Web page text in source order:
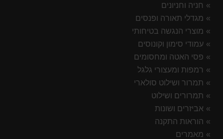
חניה וחניונים
מגדלי תאורה ופנסים
מוצרי הנגשה בטיחותי
עמודי סימון וקונוסים
פסי האטה ומחסומים
רמפות ומעצורי גלגל
תמרור ושילוט סולארי
תמרורים ושילוט
אביזרים ושונות
הוראות התקנה
מאמרים